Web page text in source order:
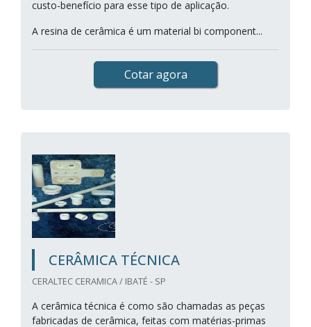
custo-benefício para esse tipo de aplicação.
A resina de cerâmica é um material bi component...
Cotar agora
CERÂMICA TÉCNICA
CERALTEC CERAMICA / IBATÉ - SP
A cerâmica técnica é como são chamadas as peças
fabricadas de cerâmica, feitas com matérias-primas